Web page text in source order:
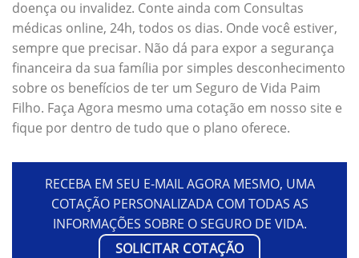
doença ou invalidez. Conte ainda com Consultas
médicas online, 24h, todos os dias. Onde você estiver,
sempre que precisar. Não dá para expor a segurança
financeira da sua família por simples desconhecimento
sobre os benefícios de ter um Seguro de Vida Paim
Filho. Faça Agora mesmo uma cotação em nosso site e
fique por dentro de tudo que o plano oferece.
RECEBA EM SEU E-MAIL AGORA MESMO, UMA
COTAÇÃO PERSONALIZADA COM TODAS AS
INFORMAÇÕES SOBRE O SEGURO DE VIDA.
SOLICITAR COTAÇÃO